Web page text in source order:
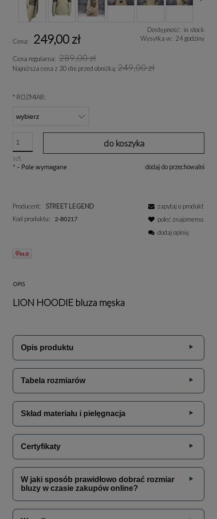
Dostępność: in stock
Wysyłka w: 24 godziny
Cena: 249,00 zł
Cena regularna: 289,00 zł
Najniższa cena z 30 dni przed obniżką: 249,00 zł
* ROZMIAR:
szt.
do koszyka
dodaj do przechowalni
* - Pole wymagane
Producent:
STREET LEGEND
Kod produktu:
2-B0217
zapytaj o produkt
poleć znajomemu
dodaj opinię
OPIS
LION HOODIE bluza męska
Opis produktu
Tabela rozmiarów
Skład materiału i pielęgnacja
Certyfikaty
W jaki sposób prawidłowo dobrać rozmiar
bluzy w czasie zakupów online?